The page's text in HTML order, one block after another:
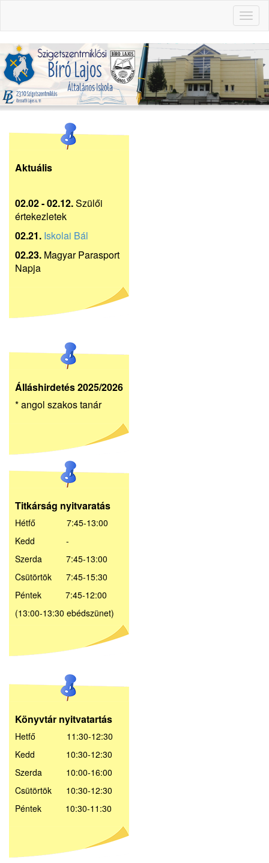
Aktuális
02.02 - 02.12.Szülői
értekezletek
02.21. Iskolai Bál
02.23. Magyar Parasport
Napja
Álláshirdetés 2025/2026
* angol szakos tanár
Titkárság nyitvaratás
Hétfő 7:45-13:00
Kedd -
Szerda 7:45-13:00
Csütörtök 7:45-15:30
Péntek 7:45-12:00
(13:00-13:30 ebédszünet)
Könyvtár nyitvatartás
Hetfő 11:30-12:30
Kedd 10:30-12:30
Szerda 10:00-16:00
Csütörtök 10:30-12:30
Péntek 10:30-11:30